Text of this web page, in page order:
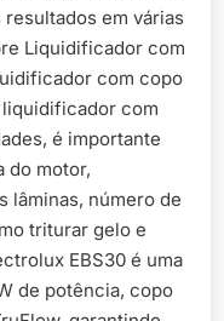
em várias
Liquidificador com
com copo
com
é importante
do motor,
lâminas, número de
triturar gelo e
EBS30 é uma
de potência, copo